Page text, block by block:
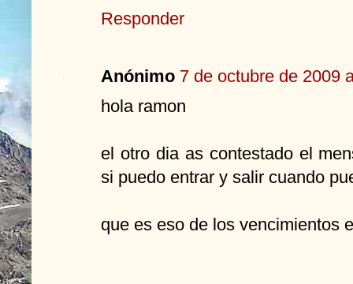
Responder
Anónimo 7 de octubre de 2009
hola ramon
el otro dia as contestado el
si puedo entrar y salir cuando
que es eso de los vencimientos